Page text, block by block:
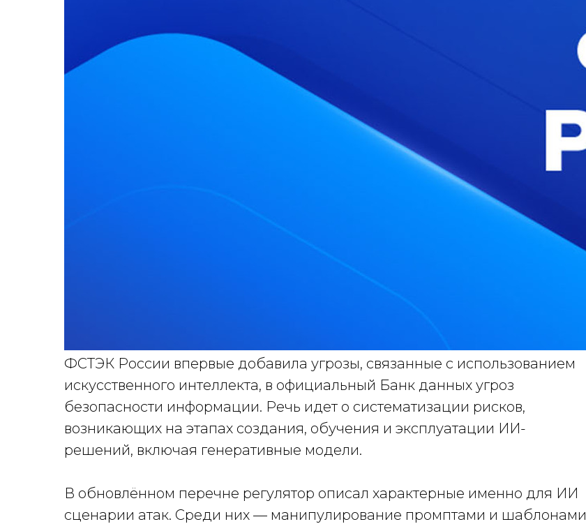
ФСТЭК России впервые добавила угрозы, связанные с использованием
искусственного интеллекта, в официальный Банк данных угроз
безопасности информации. Речь идет о систематизации рисков,
возникающих на этапах создания, обучения и эксплуатации ИИ-
решений, включая генеративные модели.
В обновлённом перечне регулятор описал характерные именно для ИИ
сценарии атак. Среди них — манипулирование промптами и шаблонами